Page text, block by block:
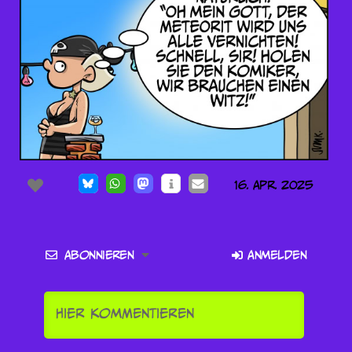
16. Apr. 2025
Abonnieren Anmelden